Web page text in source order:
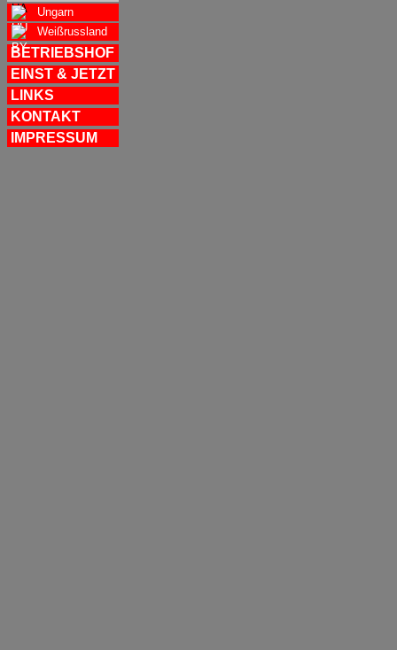
Ungarn
Weißrussland
BETRIEBSHOF
EINST & JETZT
LINKS
KONTAKT
IMPRESSUM